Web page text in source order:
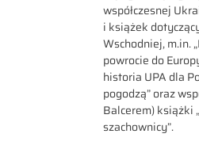
współczesnej
i książek
Wschodniej, m.in.
powrocie do
historia UPA dla
pogodzą” oraz
Balcerem) książki
szachownicy”.